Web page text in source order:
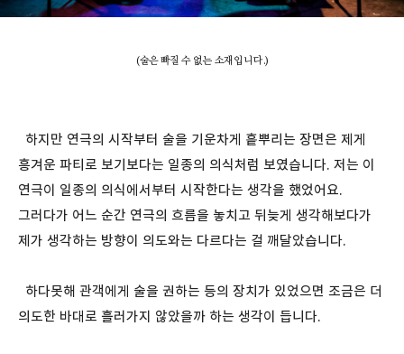
(술은 빠질 수 없는 소재입니다.)
하지만 연극의 시작부터 술을 기운차게 흩뿌리는 장면은 제게
흥겨운 파티로 보기보다는 일종의 의식처럼 보였습니다. 저는 이
연극이 일종의 의식에서부터 시작한다는 생각을 했었어요.
그러다가 어느 순간 연극의 흐름을 놓치고 뒤늦게 생각해보다가
제가 생각하는 방향이 의도와는 다르다는 걸 깨달았습니다.
하다못해 관객에게 술을 권하는 등의 장치가 있었으면 조금은 더
의도한 바대로 흘러가지 않았을까 하는 생각이 듭니다.